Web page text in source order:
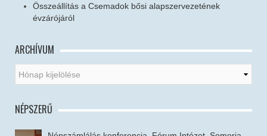
Összeállítás a Csemadok bősi alapszervezetének
évzárójáról
ARCHÍVUM
NÉPSZERŰ